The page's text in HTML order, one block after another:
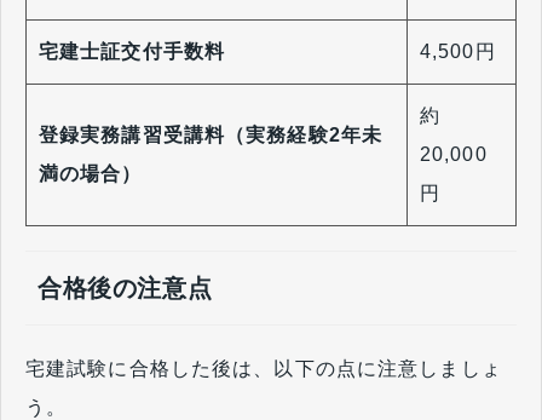
宅建士証交付手数料 4,500円
登録実務講習受講料（実務経験2年未
満の場合）
約
20,000
円
合格後の注意点
宅建試験に合格した後は、以下の点に注意しましょ
う。